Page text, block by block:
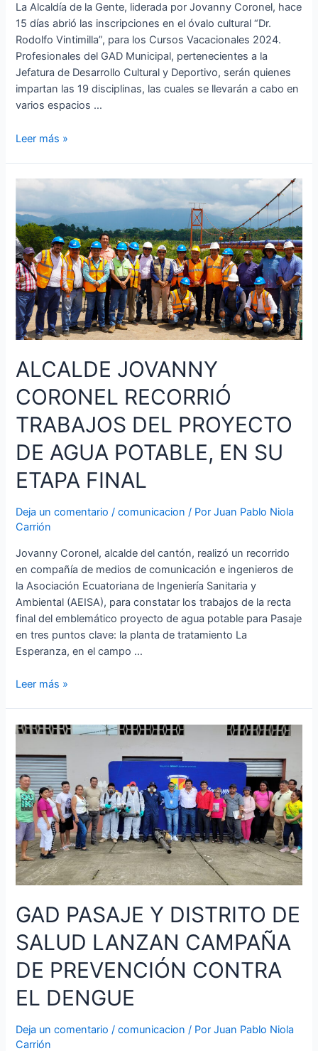
La Alcaldía de la Gente, liderada por Jovanny Coronel, hace
15 días abrió las inscripciones en el óvalo cultural “Dr.
Rodolfo Vintimilla”, para los Cursos Vacacionales 2024.
Profesionales del GAD Municipal, pertenecientes a la
Jefatura de Desarrollo Cultural y Deportivo, serán quienes
impartan las 19 disciplinas, las cuales se llevarán a cabo en
varios espacios …
INSCRIPCIONES
VACACIONALES
2024
DEL
GAD
PASAJE
Leer más »
ALCALDE JOVANNY
CORONEL RECORRIÓ
TRABAJOS DEL PROYECTO
DE AGUA POTABLE, EN SU
ETAPA FINAL
Deja un comentario /comunicacion / PorJuan Pablo Niola
Carrión
Jovanny Coronel, alcalde del cantón, realizó un recorrido
en compañía de medios de comunicación e ingenieros de
la Asociación Ecuatoriana de Ingeniería Sanitaria y
Ambiental (AEISA), para constatar los trabajos de la recta
final del emblemático proyecto de agua potable para Pasaje
en tres puntos clave: la planta de tratamiento La
Esperanza, en el campo …
ALCALDE
RECORRIÓ
DEL
PROYECTO
DE
AGUA
POTABLE,
EN
SU
ETAPA
Leer más »
GAD PASAJE Y DISTRITO DE
SALUD LANZAN CAMPAÑA
DE PREVENCIÓN CONTRA
EL DENGUE
Deja un comentario /comunicacion / PorJuan Pablo Niola
Carrión